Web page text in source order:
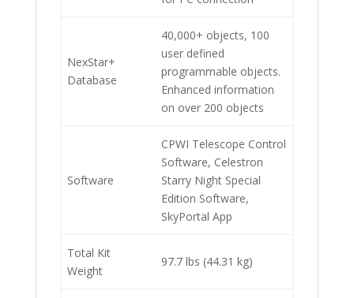
NexStar+
Database
40,000+ objects, 100
user defined
programmable objects.
Enhanced information
on over 200 objects
Software
CPWI Telescope Control
Software, Celestron
Starry Night Special
Edition Software,
SkyPortal App
Total Kit
Weight
97.7 lbs (44.31 kg)